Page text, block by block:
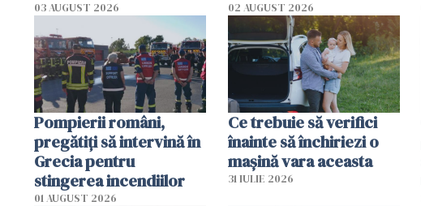
România resimte
efectele, deși a plouat
în iulie
03 AUGUST 2026 02 AUGUST 2026
Pompierii români,
pregătiţi să intervină în
Grecia pentru
stingerea incendiilor
01 AUGUST 2026
Ce trebuie să verifici
înainte să închiriezi o
mașină vara aceasta
31 IULIE 2026